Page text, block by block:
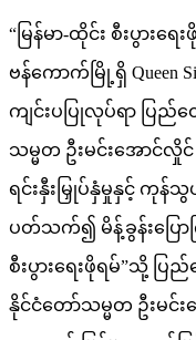
“မြန်မာ-ထိုင်း စီးပွားရ
ဗန်ကောက်မြို့ရှိ Queen
ကျင်းပပြုလုပ်ရာ ပြည်
သမ္မတ ဦးမင်းအောင်လှိုင်
ရင်းနှီးမြှုပ်နှံမှုနှင့် ကုန်သွ
ပတ်သက်၍ မိန့်ခွန်းပြော
စီးပွားရေးဖိုရမ်”သို့ ပြ
နိုင်ငံတော်သမ္မတ ဦးမ